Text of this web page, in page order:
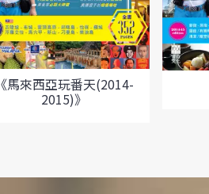
《馬來西亞玩番天(2014-
2015)》